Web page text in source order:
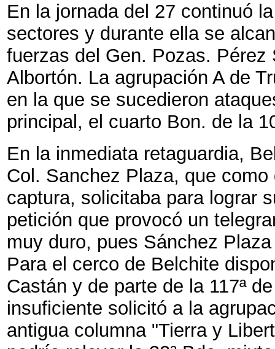
En la jornada del 27 continuó
sectores y durante ella se
fuerzas del Gen. Pozas.
Albortón. La agrupación A de
en la que se sucedieron
principal, el cuarto Bon. de la
En la inmediata retaguardia,
Col. Sanchez Plaza, que
captura, solicitaba para lograr
petición que provocó un
muy duro, pues Sánchez
Para el cerco de Belchite
Castán y de parte de la 117ª
insuficiente solicitó a la
antigua columna "Tierra y